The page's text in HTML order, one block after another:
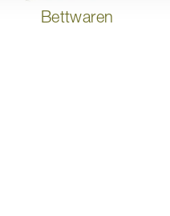
Bettwaren